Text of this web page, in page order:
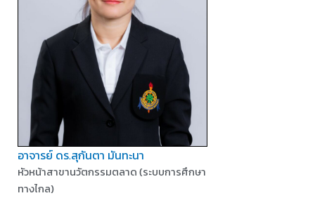
อาจารย์ ดร.สุกันตา มันทะนา
หัวหน้าสาขานวัตกรรมตลาด (ระบบการศึกษา
ทางไกล)